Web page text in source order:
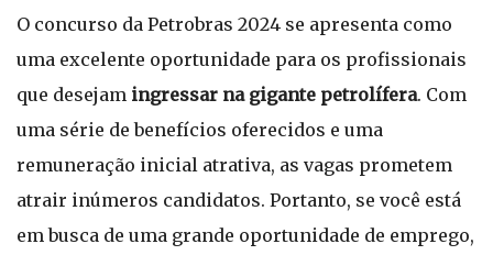
O concurso da Petrobras 2024 se apresenta como
uma excelente oportunidade para os profissionais
que desejam ingressar na gigante petrolífera. Com
uma série de benefícios oferecidos e uma
remuneração inicial atrativa, as vagas prometem
atrair inúmeros candidatos. Portanto, se você está
em busca de uma grande oportunidade de emprego,